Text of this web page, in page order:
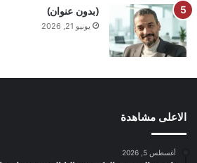
(بدون عنوان)
يونيو 21, 2026
الاعلى مشاهدة
أغسطس 5, 2026